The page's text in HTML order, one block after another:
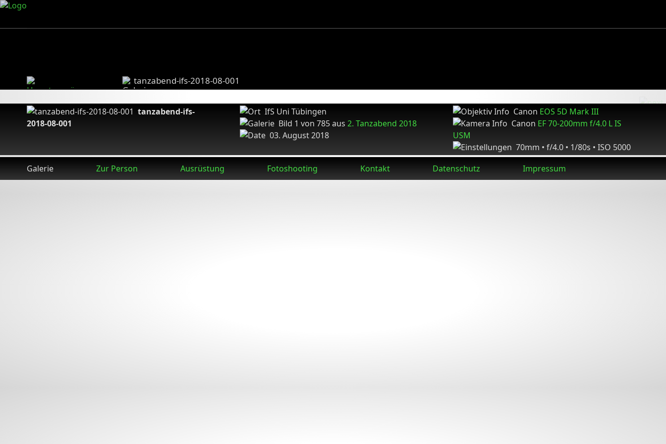
tanzabend-ifs-2018-08-001
tanzabend-ifs-
2018-08-001
IfS Uni Tübingen
Bild 1 von 785 aus 2. Tanzabend 2018
03. August 2018
Canon EOS 5D Mark III
Canon EF 70-200mm f/4.0 L IS
USM
70mm • f/4.0 • 1/80s • ISO 5000
Galerie
Zur Person Ausrüstung Fotoshooting Kontakt Datenschutz Impressum